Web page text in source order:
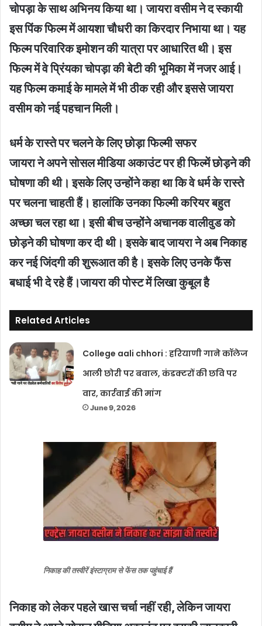
चोपड़ा के साथ अभिनय किया था। जायरा वसीम ने द स्कायी
इस पिंक फिल्म में आयशा चौधरी का किरदार निभाया था। यह
फिल्म परिवारिक इमोशन की यात्रा पर आधारित थी। इस
फिल्म में वे प्रिंयका चोपड़ा की बेटी की भूमिका में नजर आई।
यह फिल्म कमाई के मामले में भी ठीक रही और इससे जायरा
वसीम को नई पहचान मिली।
धर्म के रास्ते पर चलने के लिए छोड़ा फिल्मी सफर
जायरा ने अपने सोसल मीडिया अकाउंट पर ही फिल्में छोड़ने की
घोषणा की थी। इसके लिए उन्होंने कहा था कि वे धर्म के रास्ते
पर चलना चाहती हैं। हालांकि उनका फिल्मी करियर बहुत
अच्छा चल रहा था। इसी बीच उन्होंने अचानक वालीवुड को
छोड़ने की घोषणा कर दी थी। इसके बाद जायरा ने अब निकाह
कर नई जिंदगी की शुरूआत की है। इसके लिए उनके फैंस
बधाई भी दे रहे हैं।जायरा की पोस्ट में लिखा कुबूल है
Related Articles
College aali chhori : हरियाणी गाने कॉलेज
आली छोरी पर बवाल, कंडक्टरों की छवि पर
वार, कार्रवाई की मांग
June 9, 2026
निकाह की तस्वीरें इंस्टाग्राम से फेंस तक पहुंचाई हैं
निकाह को लेकर पहले खास चर्चा नहीं रही, लेकिन जायरा